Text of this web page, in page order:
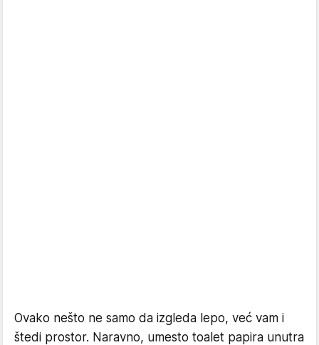
Ovako nešto ne samo da izgleda lepo, već vam i
štedi prostor. Naravno, umesto toalet papira unutra